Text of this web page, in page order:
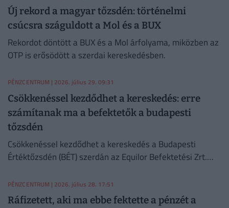
Új rekord a magyar tőzsdén: történelmi
csúcsra száguldott a Mol és a BUX
Rekordot döntött a BUX és a Mol árfolyama, miközben az
OTP is erősödött a szerdai kereskedésben.
PÉNZCENTRUM | 2026. július 29. 09:31
Csökkenéssel kezdődhet a kereskedés: erre
számítanak ma a befektetők a budapesti
tőzsdén
Csökkenéssel kezdődhet a kereskedés a Budapesti
Értéktőzsdén (BÉT) szerdán az Equilor Befektetési Zrt.
PÉNZCENTRUM | 2026. július 28. 17:51
Ráfizetett, aki ma ebbe fektette a pénzét a